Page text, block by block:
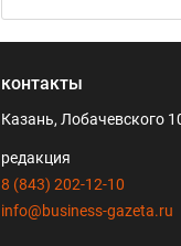
контакты
Казань, Лобачевского
редакция
8 (843) 202-12-10
info@business-gazeta.ru